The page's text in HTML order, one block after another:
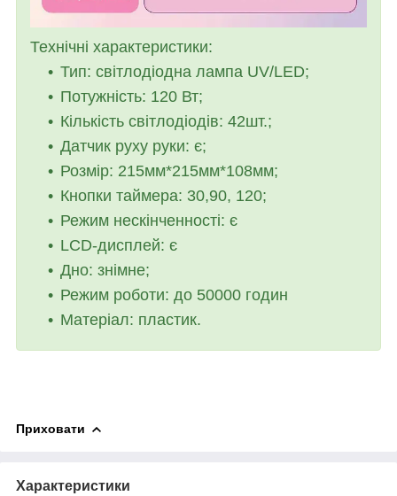
Технічні характеристики:
Тип: світлодіодна лампа UV/LED;
Потужність: 120 Вт;
Кількість світлодіодів: 42шт.;
Датчик руху руки: є;
Розмір: 215мм*215мм*108мм;
Кнопки таймера: 30,90, 120;
Режим нескінченності: є
LCD-дисплей: є
Дно: знімне;
Режим роботи: до 50000 годин
Матеріал: пластик.
Приховати
Характеристики